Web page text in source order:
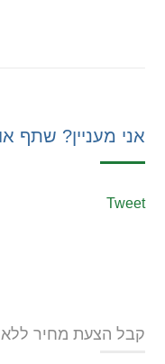
אני מעניין? שתף
Tweet
קבל הצעת מחיר ללא